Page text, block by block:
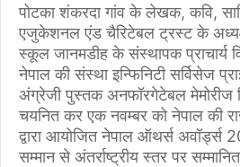
पोटका शंकरदा गांव के लेखक, कवि,
एजुकेशनल एंड चैरिटेबल ट्रस्ट के
स्कूल जानमडीह के संस्थापक प्राचार्य
नेपाल की संस्था इन्फिनिटी सर्विसेज
अंग्रेजी पुस्तक अनफॉरगेटेबल मेमोरीज
चयनित कर एक नवम्बर को नेपाल की
द्वारा आयोजित नेपाल ऑथर्स अवॉर्ड्स
सम्मान से अंतर्राष्ट्रीय स्तर पर